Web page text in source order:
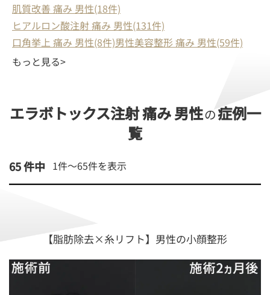
肌質改善 痛み 男性(18件)
ヒアルロン酸注射 痛み 男性(131件)
口角挙上 痛み 男性(8件)男性美容整形 痛み 男性(59件)
もっと見る>
エラボトックス注射 痛み 男性の症例一
覧
65 件中 1件～65件を表示
【脂肪除去×糸リフト】男性の小顔整形